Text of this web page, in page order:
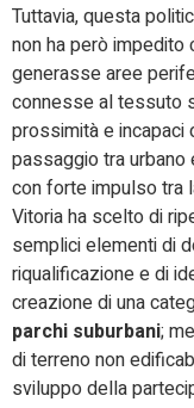
Tuttavia, questa
non ha però impedito
generasse aree
connesse al tessuto
prossimità e
passaggio tra urbano
con forte impulso tra
Vitoria ha scelto di
semplici elementi di
riqualificazione e di
creazione di una
parchi suburbani;
di terreno non
sviluppo della